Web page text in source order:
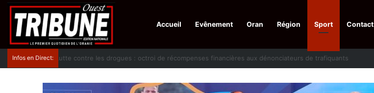
Accueil Evênement Oran Région Sport Contact
Infos en Direct: Lutte contre les drogues : octroi de récompenses financières aux dénonciateurs de trafiquants